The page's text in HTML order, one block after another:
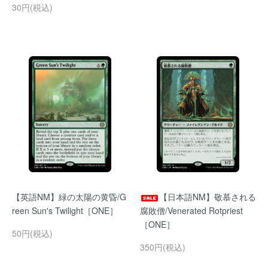
30円(税込)
【英語NM】緑の太陽の黄昏/G
reen Sun's Twilight［ONE］
50円(税込)
【日本語NM】敬慕される
腐敗僧/Venerated Rotpriest
［ONE］
350円(税込)